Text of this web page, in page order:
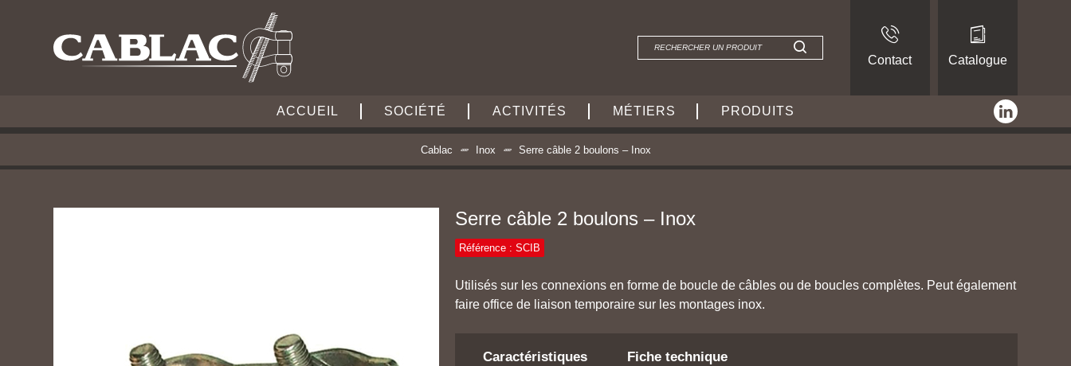
Contact Catalogue
ACCUEIL SOCIÉTÉ ACTIVITÉS MÉTIERS PRODUITS linkedin
Cablac Inox Serre câble 2 boulons – Inox
Serre câble 2 boulons – Inox
Référence : SCIB
Utilisés sur les connexions en forme de boucle de câbles ou de boucles complètes. Peut également
faire office de liaison temporaire sur les montages inox.
Caractéristiques Fiche technique